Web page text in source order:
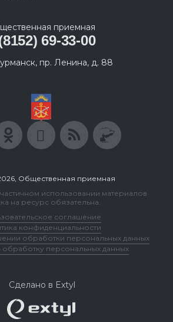
приемная
69-33-00
пр. Ленина, д. 88
Общественная приемная
использовании материалов
на ресурс обязательна.
соглашение
конфиденциальности
обработки персональных данных
обработку персональных данных
Сделано в Extyl